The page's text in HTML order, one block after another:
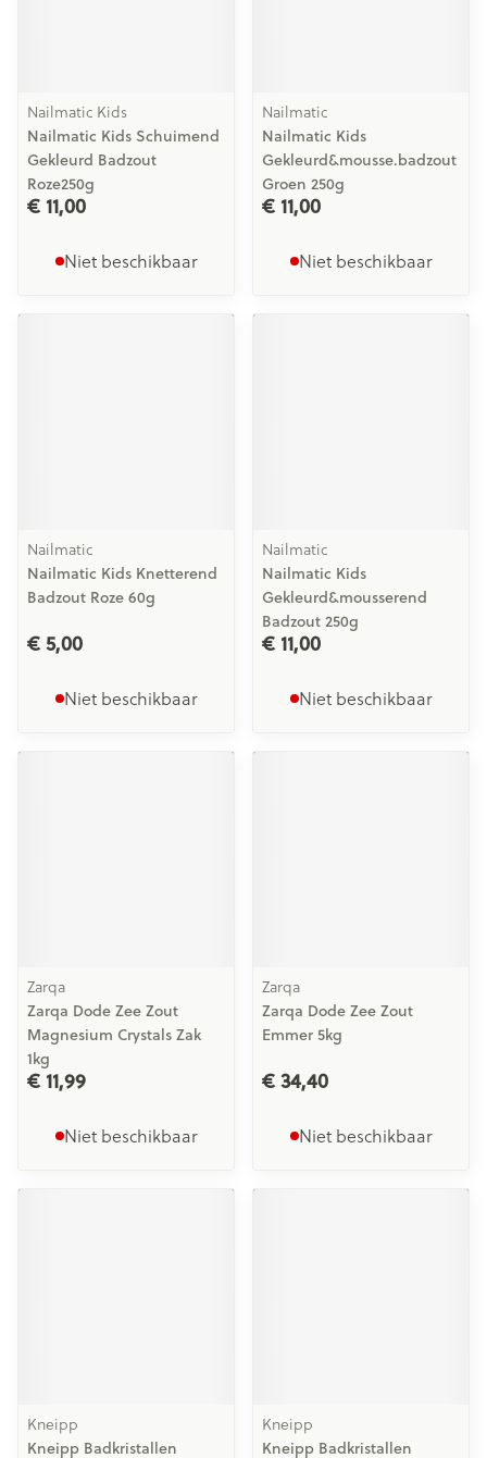
Nailmatic Kids
Nailmatic Kids Schuimend
Gekleurd Badzout
Roze250g
€ 11,00
Niet beschikbaar
Nailmatic
Nailmatic Kids
Gekleurd&mousse.badzout
Groen 250g
€ 11,00
Niet beschikbaar
Nailmatic
Nailmatic Kids Knetterend
Badzout Roze 60g
€ 5,00
Niet beschikbaar
Nailmatic
Nailmatic Kids
Gekleurd&mousserend
Badzout 250g
€ 11,00
Niet beschikbaar
Zarqa
Zarqa Dode Zee Zout
Magnesium Crystals Zak
1kg
€ 11,99
Niet beschikbaar
Zarqa
Zarqa Dode Zee Zout
Emmer 5kg
€ 34,40
Niet beschikbaar
Kneipp
Kneipp Badkristallen
Kneipp
Kneipp Badkristallen